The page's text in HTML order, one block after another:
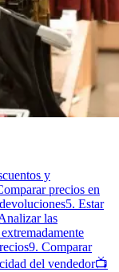
y
precios en
5. Estar
las
9. Comparar
del vendedor📺